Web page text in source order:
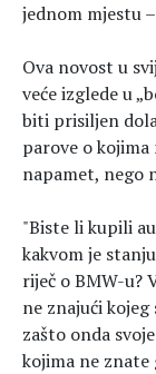
jednom mjestu
Ova novost u
veće izglede u
biti prisiljen
parove o
napamet, nego
"Biste li kupili
kakvom je
riječ o BMW-u?
ne znajući kojeg
zašto onda
kojima ne znate